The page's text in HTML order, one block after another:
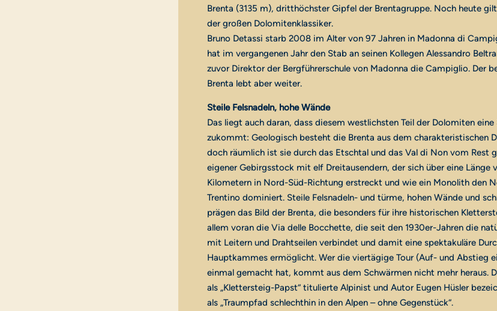
Brenta (3135 m), dritthöchster Gipfel der Brentagruppe. Noch heute
der großen Dolomitenklassiker.
Bruno Detassi starb 2008 im Alter von 97 Jahren in Madonna di
hat im vergangenen Jahr den Stab an seinen Kollegen Alessandro
zuvor Direktor der Bergführerschule von Madonna die Campiglio. Der
Brenta lebt aber weiter.
Steile Felsnadeln, hohe Wände
Das liegt auch daran, dass diesem westlichsten Teil der Dolomiten eine
zukommt: Geologisch besteht die Brenta aus dem charakteristischen
doch räumlich ist sie durch das Etschtal und das Val di Non vom Rest
eigener Gebirgsstock mit elf Dreitausendern, der sich über eine Länge
Kilometern in Nord-Süd-Richtung erstreckt und wie ein Monolith den
Trentino dominiert. Steile Felsnadeln- und türme, hohen Wände und
prägen das Bild der Brenta, die besonders für ihre historischen
allem voran die Via delle Bocchette, die seit den 1930er-Jahren die
mit Leitern und Drahtseilen verbindet und damit eine spektakuläre
Hauptkammes ermöglicht. Wer die viertägige Tour (Auf- und Abstieg
einmal gemacht hat, kommt aus dem Schwärmen nicht mehr heraus.
als „Klettersteig-Papst“ titulierte Alpinist und Autor Eugen Hüsler
als „Traumpfad schlechthin in den Alpen – ohne Gegenstück“.